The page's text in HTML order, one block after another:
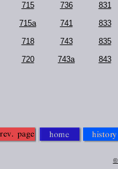
715
715a
718
720
736
741
743
743a
831
833
835
843
©